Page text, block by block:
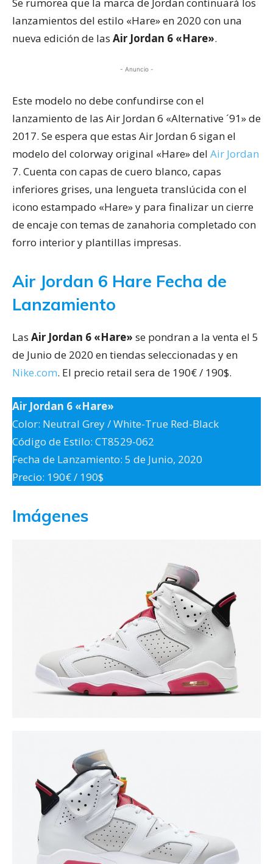
lanzamientos del estilo «Hare» en 2020 con una
nueva edición de las Air Jordan 6 «Hare».
- Anuncio -
Este modelo no debe confundirse con el
lanzamiento de las Air Jordan 6 «Alternative ´91» de
2017. Se espera que estas Air Jordan 6 sigan el
modelo del colorway original «Hare» del Air Jordan
7. Cuenta con capas de cuero blanco, capas
inferiores grises, una lengueta translúcida con el
icono estampado «Hare» y para finalizar un cierre
de encaje con temas de zanahoria completado con
forro interior y plantillas impresas.
Air Jordan 6 Hare Fecha de
Lanzamiento
Las Air Jordan 6 «Hare» se pondran a la venta el 5
de Junio de 2020 en tiendas seleccionadas y en
Nike.com. El precio retail sera de 190€ / 190$.
Air Jordan 6 «Hare»
Color: Neutral Grey / White-True Red-Black
Código de Estilo: CT8529-062
Fecha de Lanzamiento: 5 de Junio, 2020
Precio: 190€ / 190$
Imágenes